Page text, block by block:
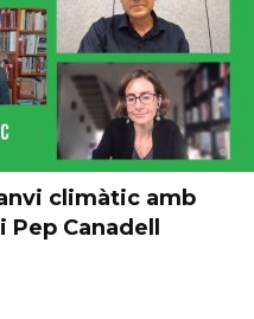
climàtic amb
Canadell